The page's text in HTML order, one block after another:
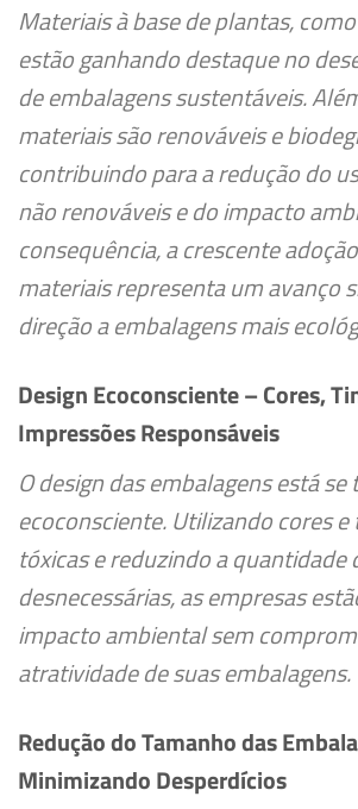
Materiais à base de plantas,
estão ganhando destaque no
de embalagens sustentáveis.
materiais são renováveis e
contribuindo para a redução do
não renováveis e do impacto
consequência, a crescente
materiais representa um avanço
direção a embalagens mais
Design Ecoconsciente – Cores,
Impressões Responsáveis
O design das embalagens está
ecoconsciente. Utilizando cores
tóxicas e reduzindo a quantidade
desnecessárias, as empresas
impacto ambiental sem
atratividade de suas embalagens.
Redução do Tamanho das
Minimizando Desperdícios